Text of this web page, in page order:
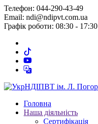
Телефон: 044-290-43-49
Email: ndi@ndipvt.com.ua
Графік роботи: 08:30 - 17:30
Головна
Наша діяльність
Сертифікація